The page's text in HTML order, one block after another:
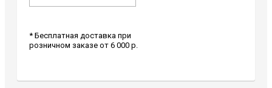
* Бесплатная доставка при
розничном заказе от 6 000 р.